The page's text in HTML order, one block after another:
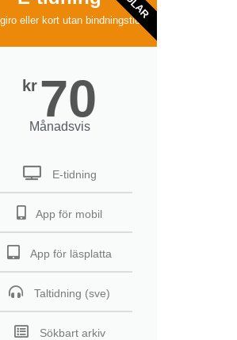
eller kort utan bindningstid
kr 70
Månadsvis
E-tidning
App för mobil
App för läsplatta
Taltidning (sve)
Sökbart arkiv